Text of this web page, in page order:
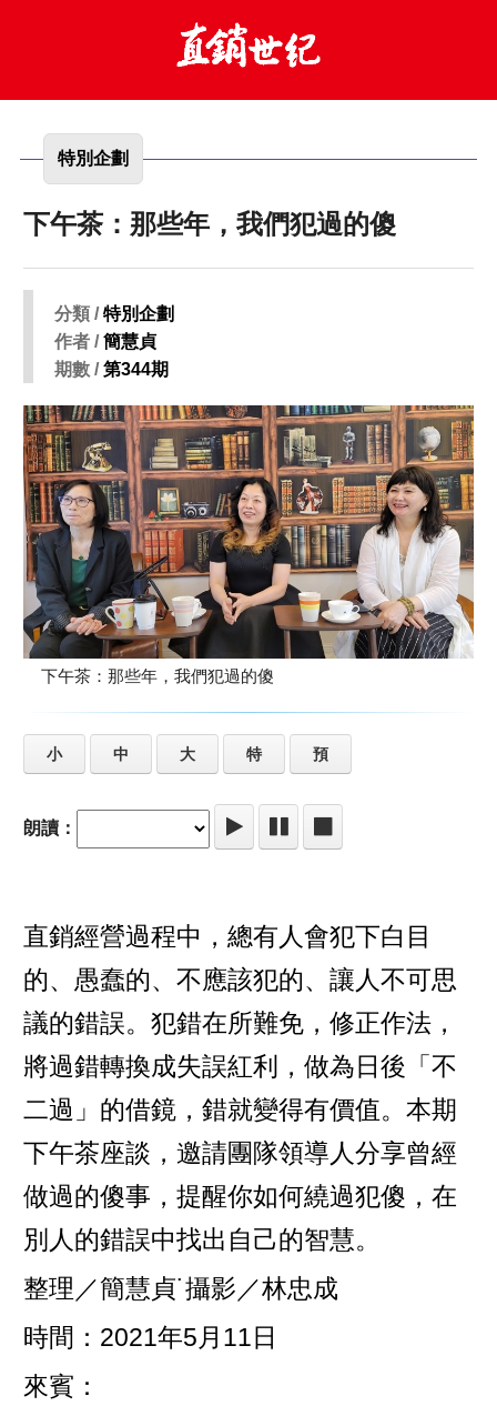
特別企劃
下午茶：那些年，我們犯過的傻
分類 /特別企劃
作者 /簡慧貞
期數 /第344期
下午茶：那些年，我們犯過的傻
小 中 大 特 預
朗讀：
直銷經營過程中，總有人會犯下白目
的、愚蠢的、不應該犯的­、讓人不可思
議的錯誤。犯錯在所難免，修正作法，
將過錯轉換成失誤紅利，做為日後「不
二過」的借鏡，錯就變得有價值。本期
下午茶座談，邀請團隊領導人分享曾經
做過的傻事，提醒你如何繞過犯傻，在
別人的錯誤中找出自己的智慧。
整理／簡慧貞˙攝影／林忠成
時間：2021年5月11日
來賓：